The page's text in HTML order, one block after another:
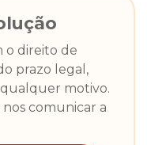
o direito de
prazo legal,
motivo.
comunicar a